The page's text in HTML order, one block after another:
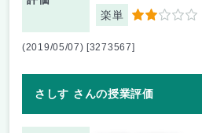
楽単 2
(2019/05/07) [3273567]
さしす さんの授業評価